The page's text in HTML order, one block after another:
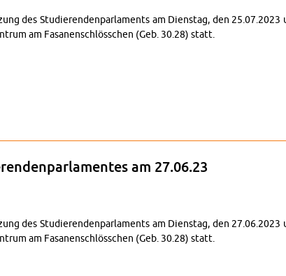
des Stu­die­ren­den­par­la­ments am Diens­tag, den
am Fa­sa­nen­schlöss­chen (Geb. 30.28) statt.
am 27.06.23
des Stu­die­ren­den­par­la­ments am Diens­tag, den
am Fa­sa­nen­schlöss­chen (Geb. 30.28) statt.